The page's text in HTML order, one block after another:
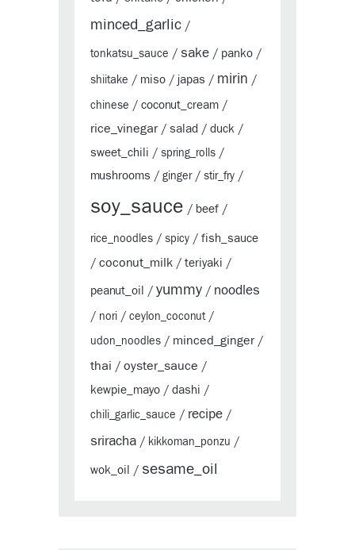
minced_garlic /
tonkatsu_sauce / sake / panko /
shiitake / miso / japas / mirin /
chinese / coconut_cream /
rice_vinegar/ salad / duck /
sweet_chili / spring_rolls /
mushrooms / ginger/ stir_fry /
soy_sauce / beef /
rice_noodles / spicy / fish_sauce
/ coconut_milk / teriyaki /
peanut_oil / yummy / noodles
/ nori / ceylon_coconut/
udon_noodles / minced_ginger/
thai / oyster_sauce /
kewpie_mayo / dashi /
chili_garlic_sauce / recipe /
sriracha / kikkoman_ponzu /
wok_oil / sesame_oil